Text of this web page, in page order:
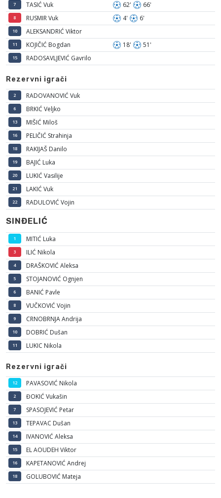
7 TASIĆ Vuk 62' 66'
8 RUSMIR Vuk 4' 6'
10 ALEKSANDRIĆ Viktor
11 KOJIČIĆ Bogdan 18' 51'
15 RADOSAVLJEVIĆ Gavrilo
Rezervni igrači
2 RADOVANOVIĆ Vuk
6 BRKIĆ Veljko
13 MIŠIĆ Miloš
16 PELIČIĆ Strahinja
18 RAKIJAŠ Danilo
19 BAJIĆ Luka
20 LUKIĆ Vasilije
21 LAKIĆ Vuk
22 RADULOVIĆ Vojin
SINĐELIĆ
1 MITIĆ Luka
3 ILIĆ Nikola
4 DRAŠKOVIĆ Aleksa
5 STOJANOVIĆ Ognjen
6 BANIĆ Pavle
8 VUČKOVIĆ Vojin
9 CRNOBRNJA Andrija
10 DOBRIĆ Dušan
11 LUKIC Nikola
Rezervni igrači
12 PAVASOVIĆ Nikola
2 ĐOKIĆ Vukašin
7 SPASOJEVIĆ Petar
13 TEPAVAC Dušan
14 IVANOVIĆ Aleksa
15 EL AOUDEH Viktor
16 KAPETANOVIĆ Andrej
18 GOLUBOVIĆ Mateja